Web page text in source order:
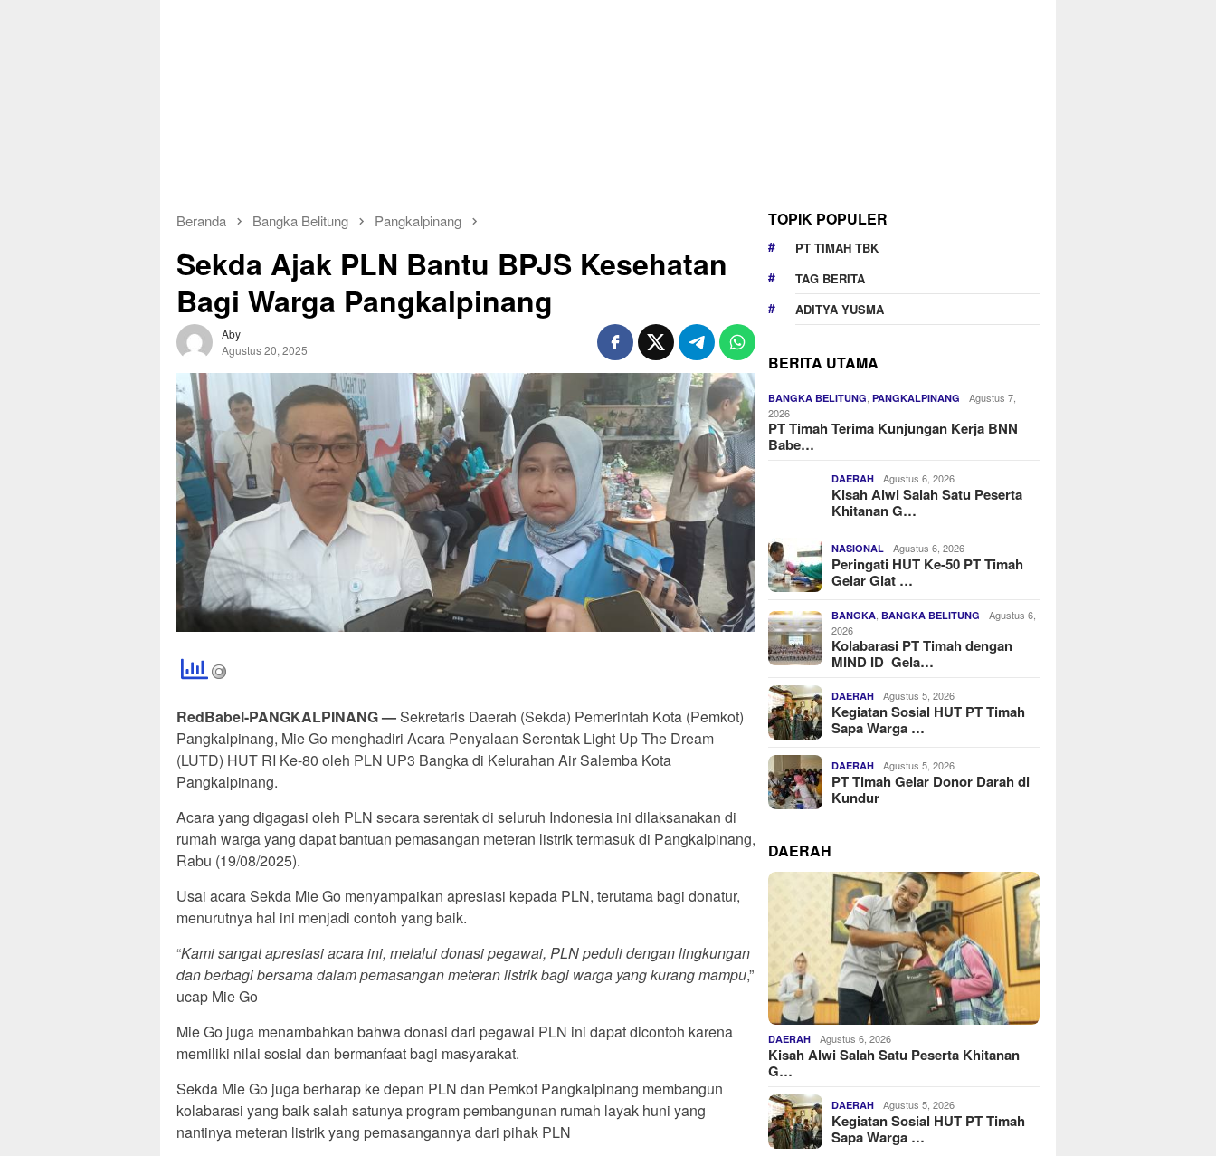
Beranda Bangka Belitung Pangkalpinang
Sekda Ajak PLN Bantu BPJS Kesehatan
Bagi Warga Pangkalpinang
Aby
Agustus 20, 2025
RedBabel-PANGKALPINANG —Sekretaris Daerah (Sekda) Pemerintah Kota (Pemkot)
Pangkalpinang, Mie Go menghadiri Acara Penyalaan Serentak Light Up The Dream
(LUTD) HUT RI Ke-80 oleh PLN UP3 Bangka di Kelurahan Air Salemba Kota
Pangkalpinang.
Acara yang digagasi oleh PLN secara serentak di seluruh Indonesia ini dilaksanakan di
rumah warga yang dapat bantuan pemasangan meteran listrik termasuk di Pangkalpinang,
Rabu (19/08/2025).
Usai acara Sekda Mie Go menyampaikan apresiasi kepada PLN, terutama bagi donatur,
menurutnya hal ini menjadi contoh yang baik.
“Kami sangat apresiasi acara ini, melalui donasi pegawai, PLN peduli dengan lingkungan
dan berbagi bersama dalam pemasangan meteran listrik bagi warga yang kurang mampu,”
ucap Mie Go
Mie Go juga menambahkan bahwa donasi dari pegawai PLN ini dapat dicontoh karena
memiliki nilai sosial dan bermanfaat bagi masyarakat.
Sekda Mie Go juga berharap ke depan PLN dan Pemkot Pangkalpinang membangun
kolabarasi yang baik salah satunya program pembangunan rumah layak huni yang
nantinya meteran listrik yang pemasangannya dari pihak PLN
TOPIK POPULER
PT TIMAH TBK
TAG BERITA
ADITYA YUSMA
BERITA UTAMA
BANGKA BELITUNG ,PANGKALPINANG
Agustus 7,
2026
PT Timah Terima Kunjungan Kerja BNN
Babe…
DAERAH Agustus 6, 2026
Kisah Alwi Salah Satu Peserta
Khitanan G…
NASIONAL Agustus 6, 2026
Peringati HUT Ke-50 PT Timah
Gelar Giat …
BANGKA ,BANGKA BELITUNG
Agustus 6,
2026
Kolabarasi PT Timah dengan
MIND ID Gela…
DAERAH Agustus 5, 2026
Kegiatan Sosial HUT PT Timah
Sapa Warga …
DAERAH Agustus 5, 2026
PT Timah Gelar Donor Darah di
Kundur
DAERAH
DAERAH Agustus 6, 2026
Kisah Alwi Salah Satu Peserta Khitanan
G…
DAERAH Agustus 5, 2026
Kegiatan Sosial HUT PT Timah
Sapa Warga …